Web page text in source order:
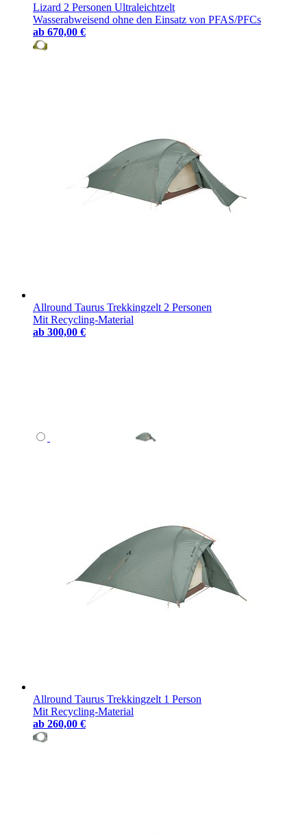
Lizard 2 Personen Ultraleichtzelt
Wasserabweisend ohne den Einsatz von PFAS/PFCs
ab 670,00 €
Allround Taurus Trekkingzelt 2 Personen
Mit Recycling-Material
ab 300,00 €
Allround Taurus Trekkingzelt 1 Person
Mit Recycling-Material
ab 260,00 €